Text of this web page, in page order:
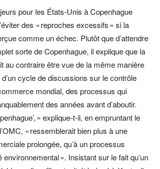
pour les États-Unis à Copenhague
des « reproches excessifs » si la
comme un échec. Plutôt que d’attendre
sorte de Copenhague, il explique que la
au contraire être vue de la même manière
cycle de discussions sur le contrôle
mondial, des processus qui
des années avant d’aboutir.
» explique-t-il, en empruntant le
« ressemblerait bien plus à une
prolongée, qu’à un processus
». Insistant sur le fait qu’un